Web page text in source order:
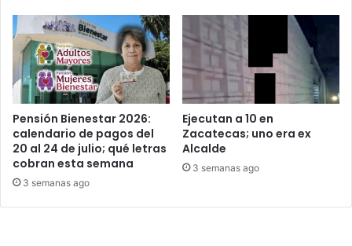
Pensión Bienestar 2026:
calendario de pagos del
20 al 24 de julio; qué letras
cobran esta semana
3 semanas ago
Ejecutan a 10 en
Zacatecas; uno era ex
Alcalde
3 semanas ago